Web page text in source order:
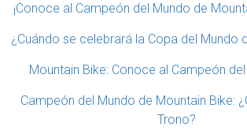
¡Conoce al Campeón del Mundo de
¿Cuándo se celebrará la Copa del Mundo
Mountain Bike: Conoce al Campeón
Campeón del Mundo de Mountain Bike:
Trono?